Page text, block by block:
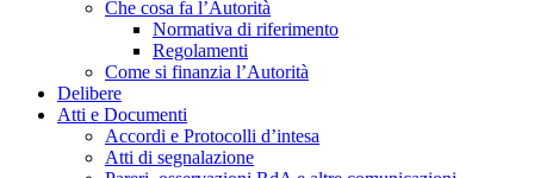
Che cosa fa l’Autorità
Normativa di riferimento
Regolamenti
Come si finanzia l’Autorità
Delibere
Atti e Documenti
Accordi e Protocolli d’intesa
Atti di segnalazione